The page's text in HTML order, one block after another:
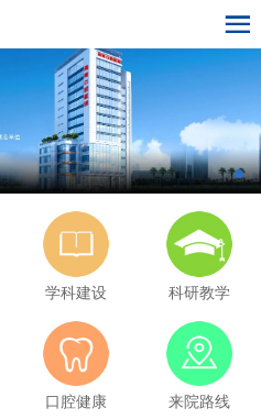
学科建设 科研教学
口腔健康 来院路线